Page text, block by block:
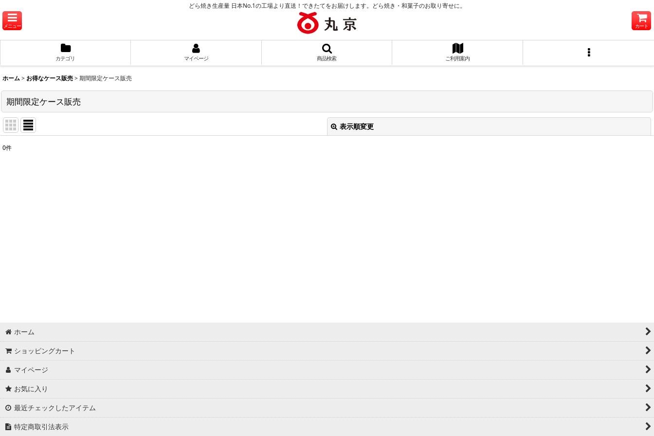
どら焼き生産量 日本No.1の工場より直送！できたてをお届けします。どら焼き・和菓子のお取り寄せに。
メニュー カート
カテゴリ マイページ 商品検索 ご利用案内
ホーム > お得なケース販売>期間限定ケース販売
期間限定ケース販売
表示順変更
表示数
0件
ホーム
ショッピングカート
マイページ
お気に入り
最近チェックしたアイテム
特定商取引法表示